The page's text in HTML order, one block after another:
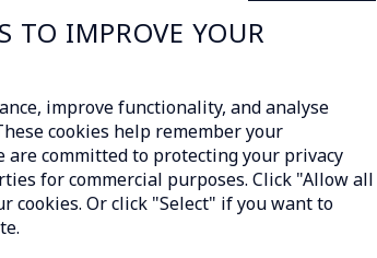
TO IMPROVE YOUR
improve functionality, and analyse
cookies help remember your
are committed to protecting your privacy
for commercial purposes. Click "Allow all
cookies. Or click "Select" if you want to